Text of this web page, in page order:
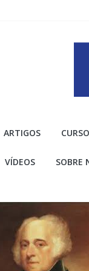
a
parte
mais
da
ARTIGOS
VÍDEOS SOBRE